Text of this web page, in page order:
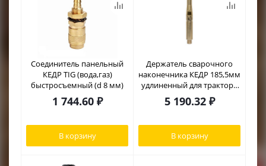
Соединитель панельный
КЕДР TIG (вода,газ)
быстросъемный (d 8 мм)
1 744.60₽
В корзину
Держатель сварочного
наконечника КЕДР 185,5мм
удлиненный для трактора
FD12-200T/AlphaTRAC-1
5 190.32₽
В корзину